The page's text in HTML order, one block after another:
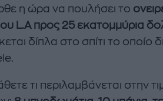
η ώρα να πουλήσει το
L.A προς 25 εκατομμύρια
δίπλα στο σπίτι το οποίο
τι περιλαμβάνεται στην
of View
και φράουλες
A
πανικού
πεθάνω»